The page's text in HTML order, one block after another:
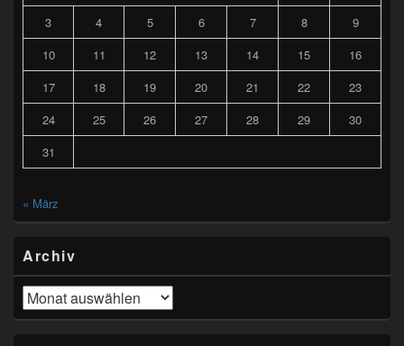
3
4 5 6 7 8
9
10
11 12 13 14 15
16
17
18 19 20 21 22
23
24
25 26 27 28 29
30
31
« März
Archiv
Archiv